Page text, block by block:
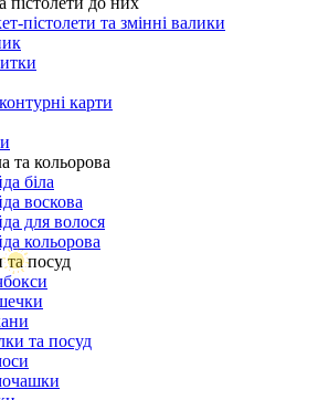
пістолети та змінні валики
карти
та кольорова
біла
воскова
для волося
кольорова
та посуд
та посуд